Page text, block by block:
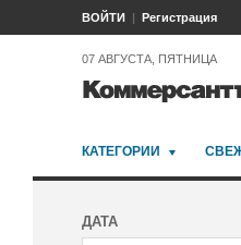
ВОЙТИ Регистрация
07 АВГУСТА, ПЯТНИЦА
КАТЕГОРИИ
ДАТА